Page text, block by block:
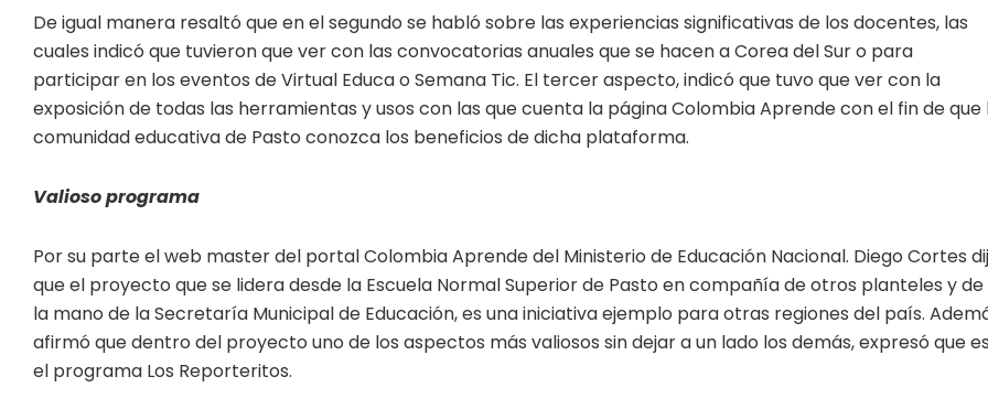
De igual manera resaltó que en el segundo se habló sobre las experiencias significativas de los docentes, las
cuales indicó que tuvieron que ver con las convocatorias anuales que se hacen a Corea del Sur o para
participar en los eventos de Virtual Educa o Semana Tic. El tercer aspecto, indicó que tuvo que ver con la
exposición de todas las herramientas y usos con las que cuenta la página Colombia Aprende con el fin de que
comunidad educativa de Pasto conozca los beneficios de dicha plataforma.
Valioso programa
Por su parte el web master del portal Colombia Aprende del Ministerio de Educación Nacional. Diego Cortes
que el proyecto que se lidera desde la Escuela Normal Superior de Pasto en compañía de otros planteles y de
la mano de la Secretaría Municipal de Educación, es una iniciativa ejemplo para otras regiones del país.
afirmó que dentro del proyecto uno de los aspectos más valiosos sin dejar a un lado los demás, expresó que
el programa Los Reporteritos.